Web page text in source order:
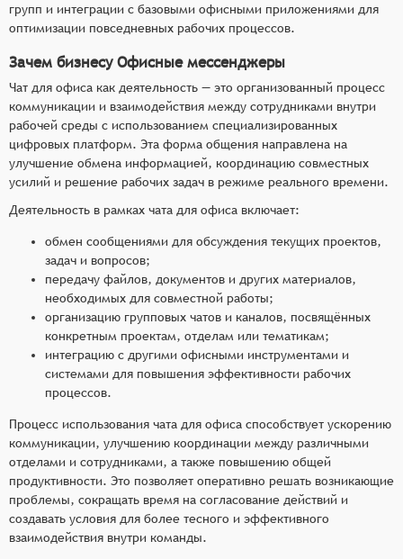
групп и интеграции с базовыми офисными приложениями для
оптимизации повседневных рабочих процессов.
Зачем бизнесу Офисные мессенджеры
Чат для офиса как деятельность — это организованный процесс
коммуникации и взаимодействия между сотрудниками внутри
рабочей среды с использованием специализированных
цифровых платформ. Эта форма общения направлена на
улучшение обмена информацией, координацию совместных
усилий и решение рабочих задач в режиме реального времени.
Деятельность в рамках чата для офиса включает:
обмен сообщениями для обсуждения текущих проектов,
задач и вопросов;
передачу файлов, документов и других материалов,
необходимых для совместной работы;
организацию групповых чатов и каналов, посвящённых
конкретным проектам, отделам или тематикам;
интеграцию с другими офисными инструментами и
системами для повышения эффективности рабочих
процессов.
Процесс использования чата для офиса способствует ускорению
коммуникации, улучшению координации между различными
отделами и сотрудниками, а также повышению общей
продуктивности. Это позволяет оперативно решать возникающие
проблемы, сокращать время на согласование действий и
создавать условия для более тесного и эффективного
взаимодействия внутри команды.